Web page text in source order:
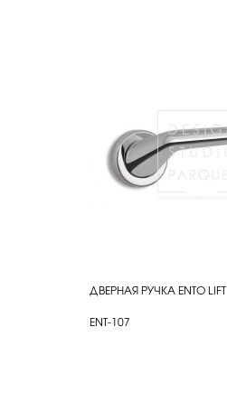
КУПИТЬ
ДВЕРНАЯ РУЧКА ENTO LIFT
ENT-107